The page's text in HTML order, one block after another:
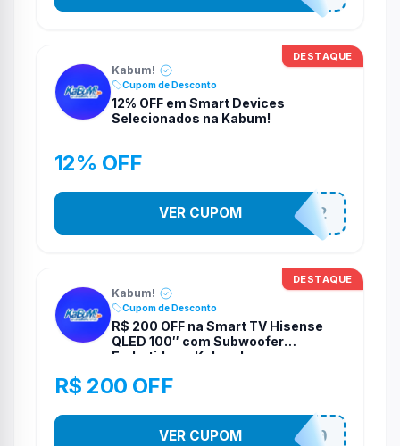
DESTAQUE
Kabum!
Cupom de Desconto
12% OFF em Smart Devices
Selecionados na Kabum!
12% OFF
SMARTESTADAO12
VER CUPOM
DESTAQUE
Kabum!
Cupom de Desconto
R$ 200 OFF na Smart TV Hisense
QLED 100″ com Subwoofer
Embutido na Kabum!
R$ 200 OFF
TELAO200
VER CUPOM